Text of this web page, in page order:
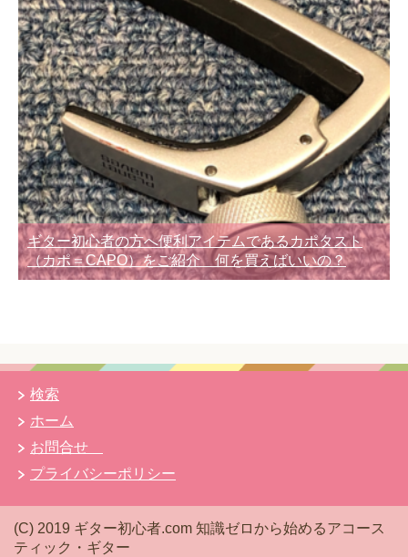
ギター初心者の方へ便利アイテムであるカポタスト
（カポ＝CAPO）をご紹介 何を買えばいいの？
検索
ホーム
お問合せ
プライバシーポリシー
(C) 2019 ギター初心者.com 知識ゼロから始めるアコース
ティック・ギター